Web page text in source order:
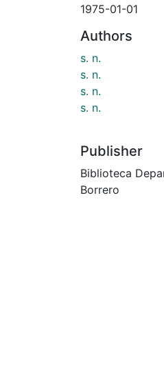
1975-01-01
Authors
s. n.
s. n.
s. n.
s. n.
Publisher
Biblioteca
Borrero